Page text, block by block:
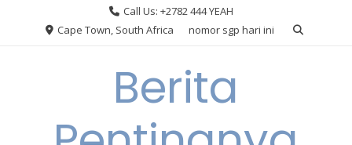
Call Us: +2782 444 YEAH
Cape Town, South Africa
nomor sgp hari ini
Berita